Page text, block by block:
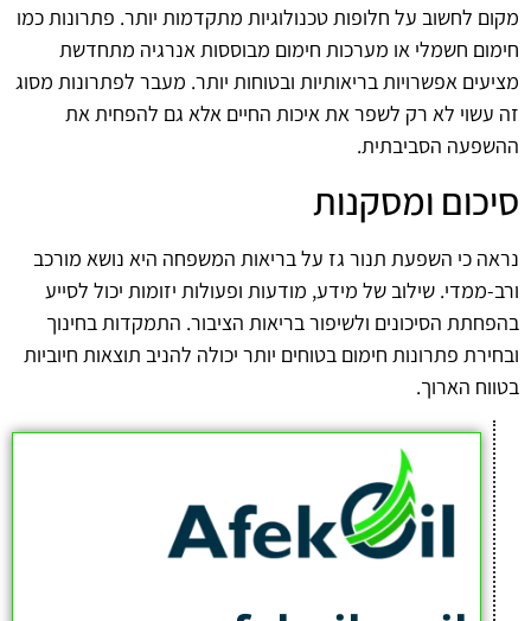
מקום לחשוב על חלופות טכנולוגיות מתקדמות יותר. פתרונות כמו
חימום חשמלי או מערכות חימום מבוססות אנרגיה מתחדשת
מציעים אפשרויות בריאותיות ובטוחות יותר. מעבר לפתרונות מסוג
זה עשוי לא רק לשפר את איכות החיים אלא גם להפחית את
ההשפעה הסביבתית.
סיכום ומסקנות
נראה כי השפעת תנור גז על בריאות המשפחה היא נושא מורכב
ורב-ממדי. שילוב של מידע, מודעות ופעולות יזומות יכול לסייע
בהפחתת הסיכונים ולשיפור בריאות הציבור. התמקדות בחינוך
ובחירת פתרונות חימום בטוחים יותר יכולה להניב תוצאות חיוביות
בטווח הארוך.